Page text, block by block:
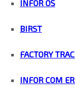
INFOR OS
BIRST
FACTORY
INFOR COM